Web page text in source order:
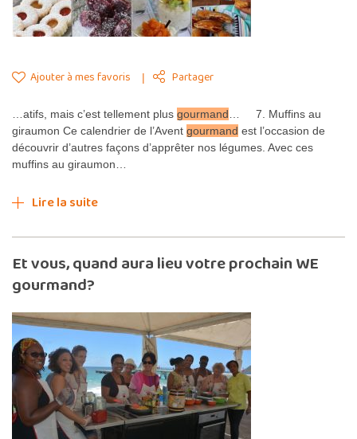
Ajouter à mes favoris Partager
…atifs, mais c’est tellement plus gourmand … 7. Muffins au
giraumon Ce calendrier de l’Avent gourmand est l’occasion de
découvrir d’autres façons d’apprêter nos légumes. Avec ces
muffins au giraumon…
Lire la suite
Et vous, quand aura lieu votre prochain WE
gourmand?